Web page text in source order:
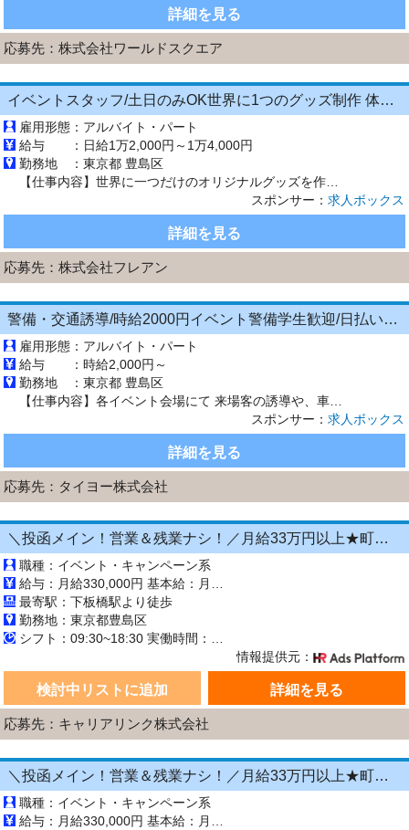
詳細を見る
応募先： 株式会社ワールドスクエア
イベントスタッフ/土日のみOK世界に1つのグッズ制作 体験型ワークショップ
雇用形態： アルバイト・パート
給与 ： 日給1万2,000円～1万4,000円
勤務地 ： 東京都 豊島区
スポンサー： 求人ボックス
詳細を見る
応募先： 株式会社フレアン
警備・交通誘導/時給2000円イベント警備学生歓迎/日払いOK/週0からWEB面接
雇用形態： アルバイト・パート
給与 ： 時給2,000円～
勤務地 ： 東京都 豊島区
スポンサー： 求人ボックス
詳細を見る
応募先： タイヨー株式会社
＼投函メイン！営業＆残業ナシ！／月給33万円以上★町歩きをしながら投函♪20～50代活...
職種：イベント・キャンペーン系
最寄駅：下板橋駅より徒歩
勤務地：東京都豊島区
情報提供元：
検討中リストに追加 詳細を見る
応募先：キャリアリンク株式会社
＼投函メイン！営業＆残業ナシ！／月給33万円以上★町歩きをしながら投函♪20～50代活...
職種：イベント・キャンペーン系